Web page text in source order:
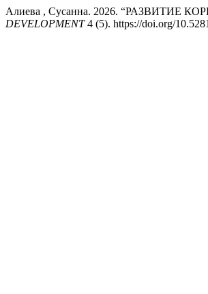
Алиева , Сусанна. 2026.
DEVELOPMENT4 (5). https://doi.org/